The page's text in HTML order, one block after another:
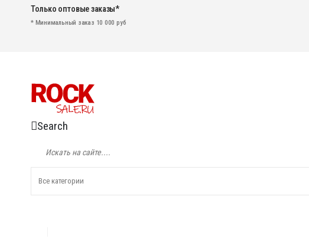
Только оптовые заказы*
* Минимальный заказ 10 000 руб
Search